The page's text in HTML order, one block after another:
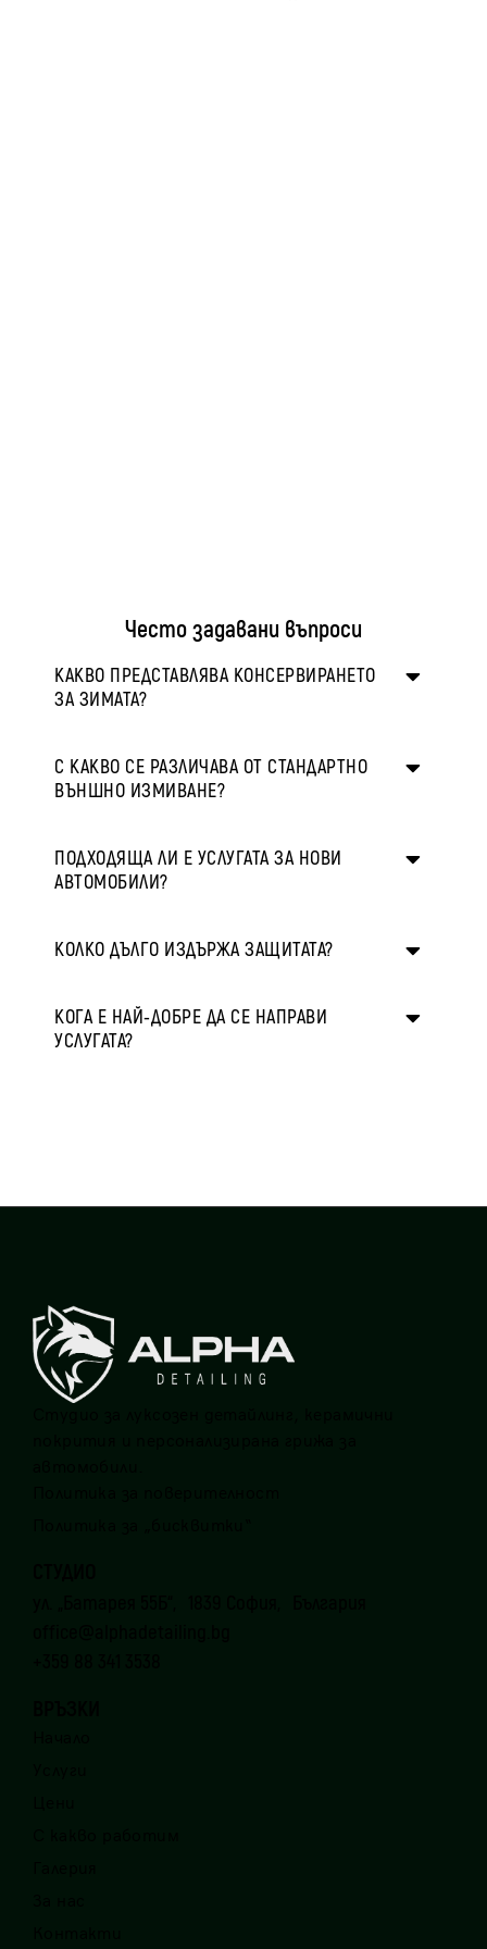
Често задавани въпроси
КАКВО ПРЕДСТАВЛЯВА КОНСЕРВИРАНЕТО
ЗА ЗИМАТА?
С КАКВО СЕ РАЗЛИЧАВА ОТ СТАНДАРТНО
ВЪНШНО ИЗМИВАНЕ?
ПОДХОДЯЩА ЛИ Е УСЛУГАТА ЗА НОВИ
АВТОМОБИЛИ?
КОЛКО ДЪЛГО ИЗДЪРЖА ЗАЩИТАТА?
КОГА Е НАЙ-ДОБРЕ ДА СЕ НАПРАВИ
УСЛУГАТА?